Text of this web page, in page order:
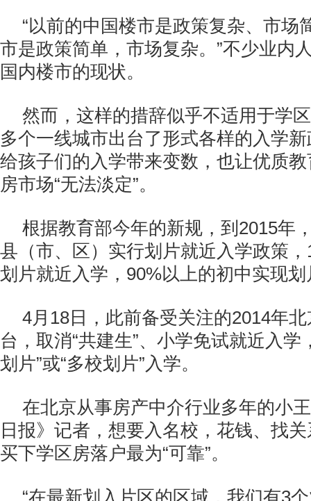
“以前的中国楼市是政策复杂、市场
市是政策简单，市场复杂。”不少业内
国内楼市的现状。
然而，这样的措辞似乎不适用于学
多个一线城市出台了形式各样的入学
给孩子们的入学带来变数，也让优质
房市场“无法淡定”。
根据教育部今年的新规，到2015年
县（市、区）实行划片就近入学政策
划片就近入学，90%以上的初中实现
4月18日，此前备受关注的2014年
台，取消“共建生”、小学免试就近入学
划片”或“多校划片”入学。
在北京从事房产中介行业多年的小
日报》记者，想要入名校，花钱、找
买下学区房落户最为“可靠”。
“在最新划入片区的区域，我们有3